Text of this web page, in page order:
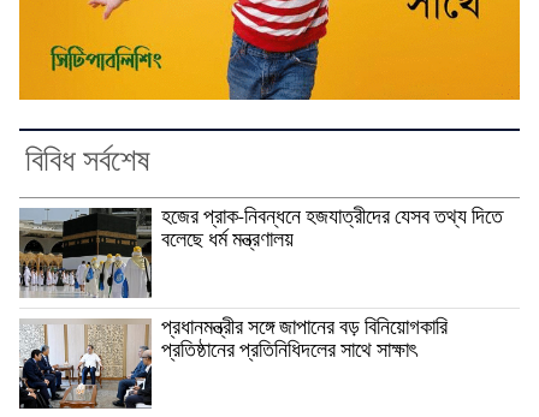
বিবিধ সর্বশেষ
হজের প্রাক-নিবন্ধনে হজযাত্রীদের যেসব তথ্য দিতে
বলেছে ধর্ম মন্ত্রণালয়
প্রধানমন্ত্রীর সঙ্গে জাপানের বড় বিনিয়োগকারি
প্রতিষ্ঠানের প্রতিনিধিদলের সাথে সাক্ষাৎ